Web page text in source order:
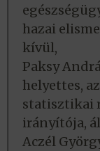
hazai
kívül,
Paksy
helyettes,
statisztikai
irányítója,
Aczél